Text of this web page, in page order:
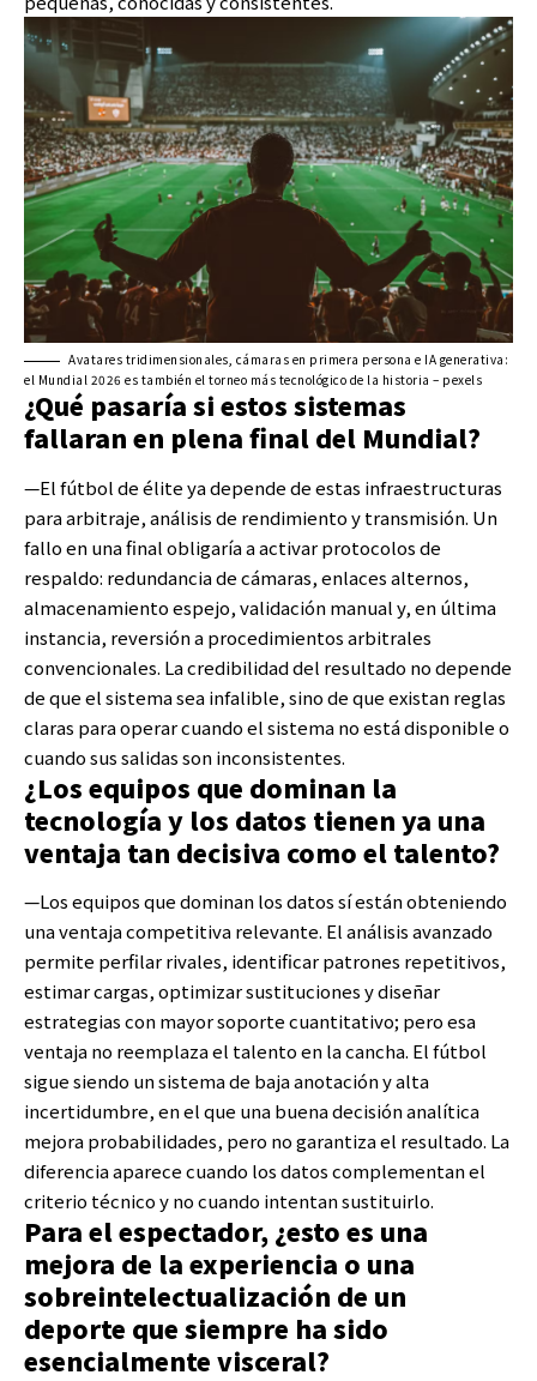
Avatares tridimensionales, cámaras en primera persona e IA generativa:
el Mundial 2026 es también el torneo más tecnológico de la historia – pexels
¿Qué pasaría si estos sistemas
fallaran en plena final del Mundial?
—El fútbol de élite ya depende de estas infraestructuras
para arbitraje, análisis de rendimiento y transmisión. Un
fallo en una final obligaría a activar protocolos de
respaldo: redundancia de cámaras, enlaces alternos,
almacenamiento espejo, validación manual y, en última
instancia, reversión a procedimientos arbitrales
convencionales. La credibilidad del resultado no depende
de que el sistema sea infalible, sino de que existan reglas
claras para operar cuando el sistema no está disponible o
cuando sus salidas son inconsistentes.
¿Los equipos que dominan la
tecnología y los datos tienen ya una
ventaja tan decisiva como el talento?
—Los equipos que dominan los datos sí están obteniendo
una ventaja competitiva relevante. El análisis avanzado
permite perfilar rivales, identificar patrones repetitivos,
estimar cargas, optimizar sustituciones y diseñar
estrategias con mayor soporte cuantitativo; pero esa
ventaja no reemplaza el talento en la cancha. El fútbol
sigue siendo un sistema de baja anotación y alta
incertidumbre, en el que una buena decisión analítica
mejora probabilidades, pero no garantiza el resultado. La
diferencia aparece cuando los datos complementan el
criterio técnico y no cuando intentan sustituirlo.
Para el espectador, ¿esto es una
mejora de la experiencia o una
sobreintelectualización de un
deporte que siempre ha sido
esencialmente visceral?